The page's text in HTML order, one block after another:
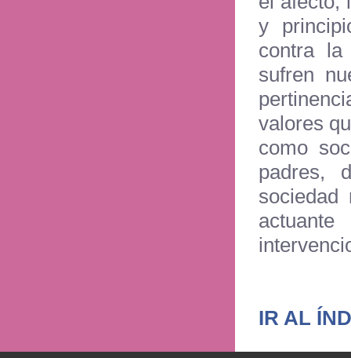
y
contra la
sufren
valores
como
padres,
IR AL